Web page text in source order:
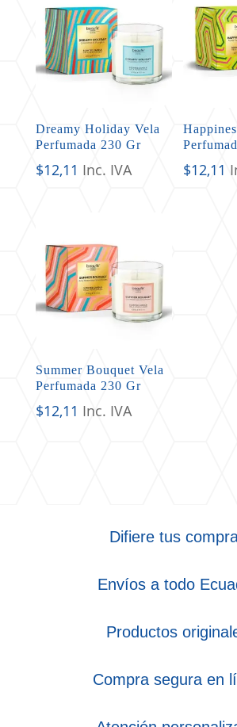
Dreamy Holiday Vela
Perfumada 230 Gr
$12,11 Inc. IVA $12,11
Summer Bouquet Vela
Perfumada 230 Gr
$12,11 Inc. IVA
Difiere tus
Envíos a todo
Productos
Compra segura en